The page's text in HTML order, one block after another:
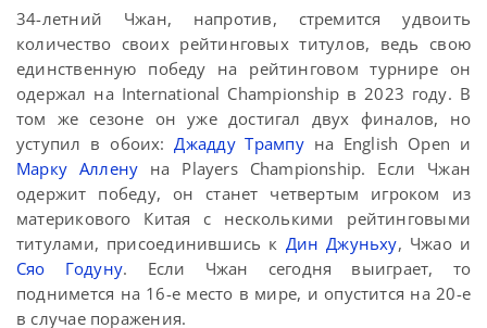
34-летний Чжан, напротив, стремится удвоить
количество своих рейтинговых титулов, ведь свою
единственную победу на рейтинговом турнире он
одержал на International Championship в 2023 году. В
том же сезоне он уже достигал двух финалов, но
уступил в обоих:Джадду Трампуна English Open и
Марку Аллену на Players Championship. Если Чжан
одержит победу, он станет четвертым игроком из
материкового Китая с несколькими рейтинговыми
титулами, присоединившись к Дин Джуньху, Чжао и
Сяо Годуну. Если Чжан сегодня выиграет, то
поднимется на 16-е место в мире, и опустится на 20-е
в случае поражения.